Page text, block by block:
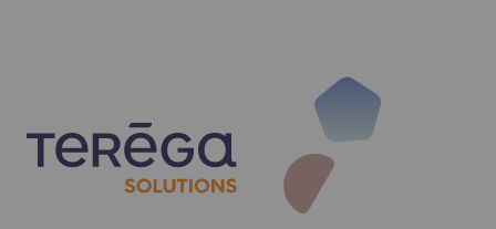
@
TEREGASOLUTlONS
31 janvier 2025